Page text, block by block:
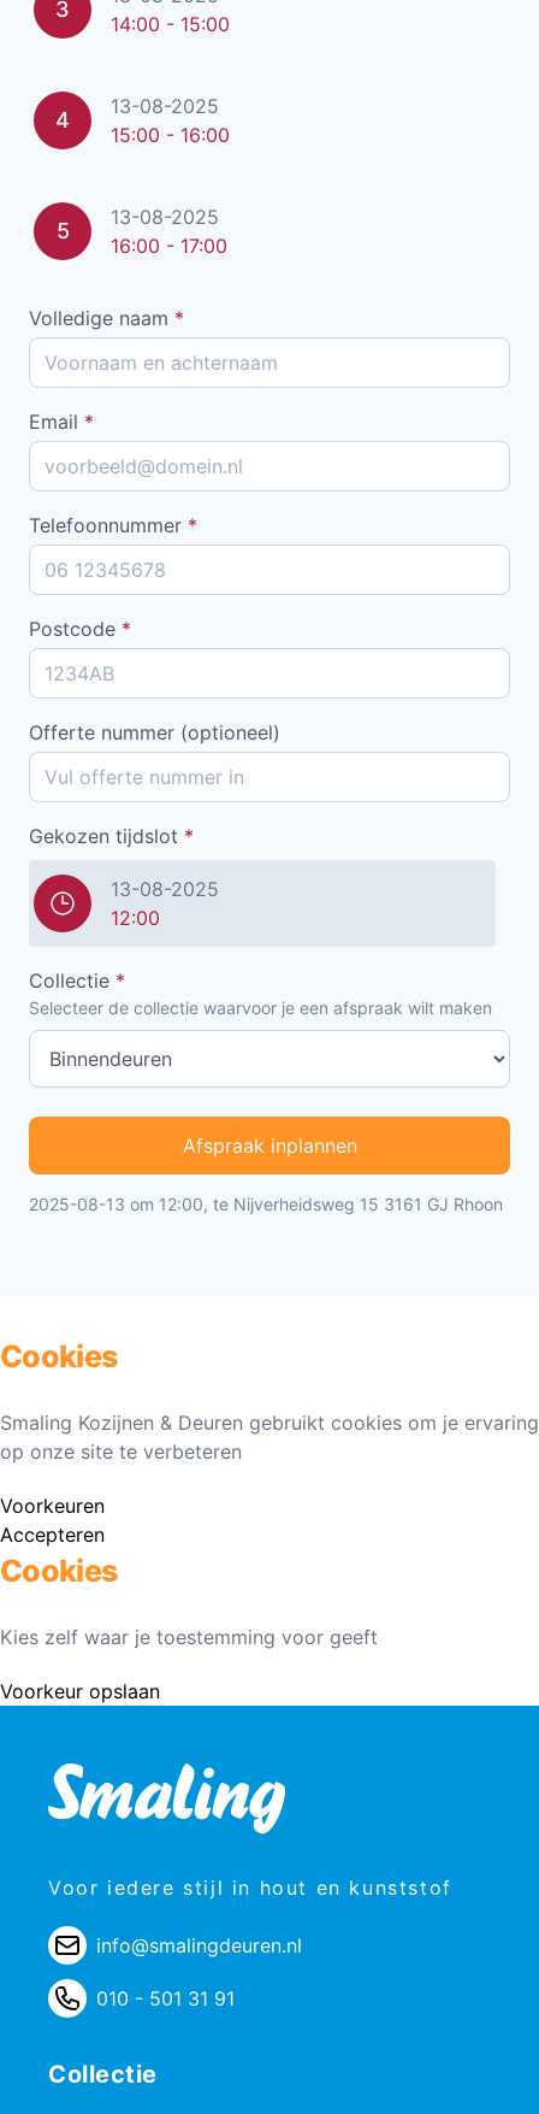
3
14:00 - 15:00
4
13-08-2025
15:00 - 16:00
5
13-08-2025
16:00 - 17:00
Volledige naam *
Email *
Telefoonnummer *
Postcode *
Offerte nummer (optioneel)
Gekozen tijdslot *
13-08-2025
12:00
Collectie *
Selecteer de collectie waarvoor je een afspraak wilt maken
Afspraak inplannen
2025-08-13 om 12:00, te Nijverheidsweg 15 3161 GJ Rhoon
Cookies
Smaling Kozijnen & Deuren gebruikt cookies om je ervaring
op onze site te verbeteren
Voorkeuren
Accepteren
Cookies
Kies zelf waar je toestemming voor geeft
Voorkeur opslaan
Voor iedere stijl in hout en kunststof
info@smalingdeuren.nl
010 - 501 31 91
Collectie